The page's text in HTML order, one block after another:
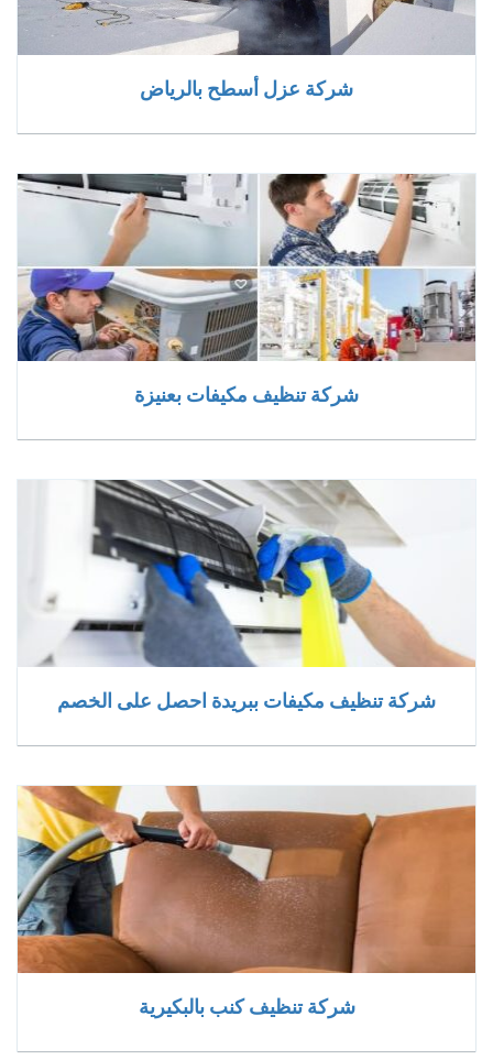
شركة عزل أسطح بالرياض
شركة تنظيف مكيفات بعنيزة
شركة تنظيف مكيفات ببريدة احصل على الخصم
شركة تنظيف كنب بالبكيرية